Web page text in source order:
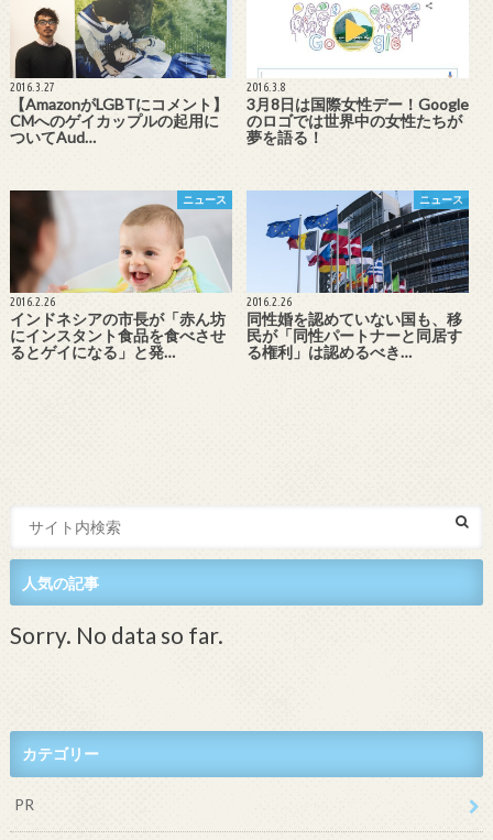
2016.3.27
【AmazonがLGBTにコメント】
CMへのゲイカップルの起用に
ついてAud…
2016.3.8
3月8日は国際女性デー！Google
のロゴでは世界中の女性たちが
夢を語る！
ニュース
2016.2.26
インドネシアの市長が「赤ん坊
にインスタント食品を食べさせ
るとゲイになる」と発…
ニュース
2016.2.26
同性婚を認めていない国も、移
民が「同性パートナーと同居す
る権利」は認めるべき…
人気の記事
Sorry. No data so far.
カテゴリー
PR